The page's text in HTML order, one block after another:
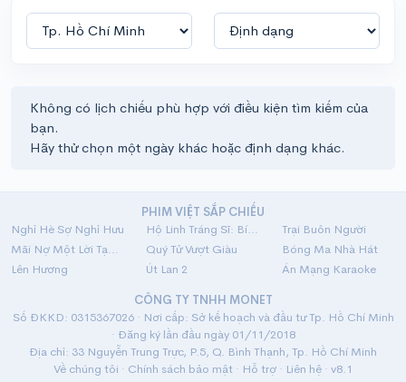
Không có lịch chiếu phù hợp với điều kiện tìm kiếm của
bạn.
Hãy thử chọn một ngày khác hoặc định dạng khác.
PHIM VIỆT SẮP CHIẾU
Nghỉ Hè Sợ Nghỉ Hưu
Hộ Linh Tráng Sĩ: Bí Ẩn Mộ Vua Đinh
Trại Buôn Người
Mãi Nợ Một Lời Tạm Biệt
Quý Tử Vượt Giàu
Bóng Ma Nhà Hát
Lên Hương
Út Lan 2
Án Mạng Karaoke
CÔNG TY TNHH MONET
Số ĐKKD: 0315367026 · Nơi cấp: Sở kế hoạch và đầu tư Tp. Hồ Chí Minh
· Đăng ký lần đầu ngày 01/11/2018
Địa chỉ: 33 Nguyễn Trung Trực, P.5, Q. Bình Thạnh, Tp. Hồ Chí Minh
Về chúng tôi · Chính sách bảo mật · Hỗ trợ · Liên hệ · v8.1